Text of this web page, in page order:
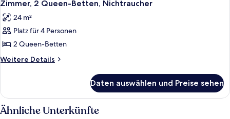
Floor)
Fotos
für
Zimmer,
2 Queen-
Betten,
Zimmer, 2 Queen-Betten, Nichtraucher
24 m²
Platz für 4 Personen
2 Queen-Betten
Weitere Details
Weitere
2 Queen-
Betten,
Nichtraucher
Daten auswählen und Preise sehen
Ähnliche Unterkünfte